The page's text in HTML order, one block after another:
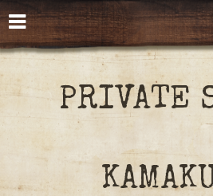
PRIVATE